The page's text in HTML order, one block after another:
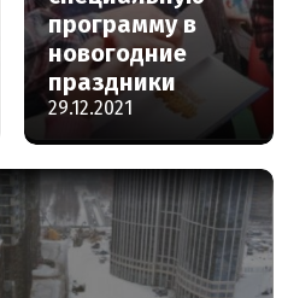
программу в
новогодние
праздники
29.12.2021